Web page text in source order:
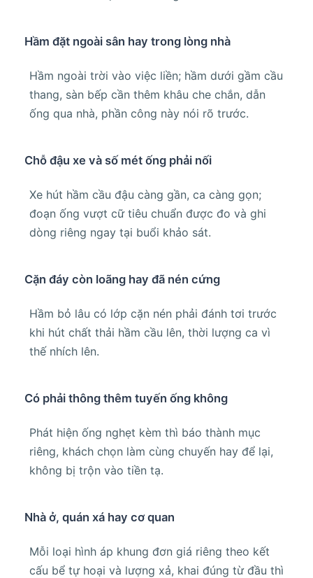
Hầm đặt ngoài sân hay trong lòng nhà
Hầm ngoài trời vào việc liền; hầm dưới gầm cầu
thang, sàn bếp cần thêm khâu che chắn, dẫn
ống qua nhà, phần công này nói rõ trước.
Chỗ đậu xe và số mét ống phải nối
Xe hút hầm cầu đậu càng gần, ca càng gọn;
đoạn ống vượt cữ tiêu chuẩn được đo và ghi
dòng riêng ngay tại buổi khảo sát.
Cặn đáy còn loãng hay đã nén cứng
Hầm bỏ lâu có lớp cặn nén phải đánh tơi trước
khi hút chất thải hầm cầu lên, thời lượng ca vì
thế nhích lên.
Có phải thông thêm tuyến ống không
Phát hiện ống nghẹt kèm thì báo thành mục
riêng, khách chọn làm cùng chuyến hay để lại,
không bị trộn vào tiền tạ.
Nhà ở, quán xá hay cơ quan
Mỗi loại hình áp khung đơn giá riêng theo kết
cấu bể tự hoại và lượng xả, khai đúng từ đầu thì